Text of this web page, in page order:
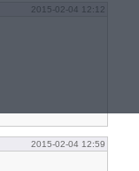
2015-02-04 12:12
2015-02-04 12:59